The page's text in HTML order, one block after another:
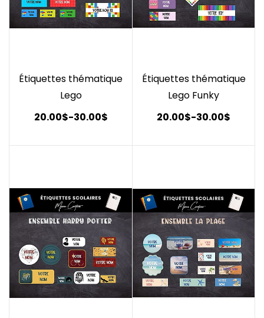
Étiquettes thématique
Lego
20.00$-30.00$
Étiquettes thématique
Lego Funky
20.00$-30.00$